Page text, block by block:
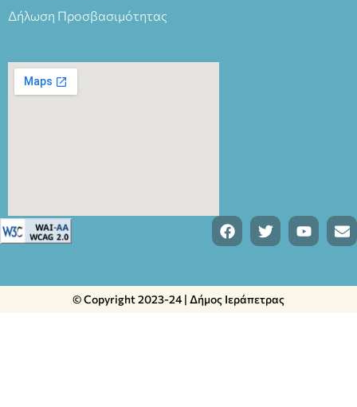
Δήλωση Προσβασιμότητας
© Copyright 2023-24 | Δήμος Ιεράπετρας